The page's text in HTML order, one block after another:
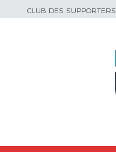
CLUB DES SUPPORTERS